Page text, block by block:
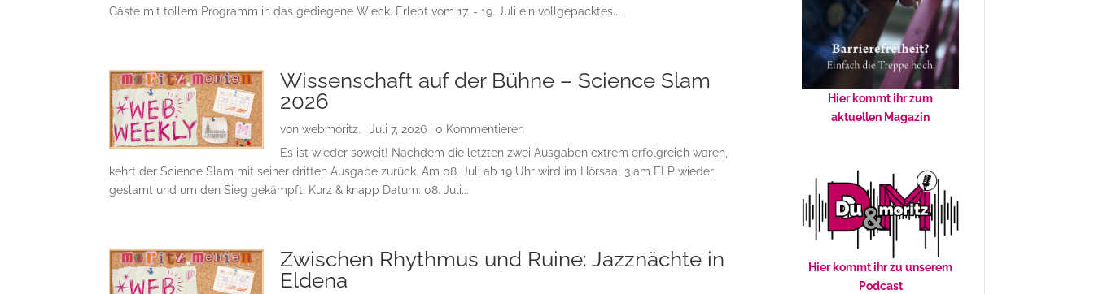
Gäste mit tollem Programm in das gediegene Wieck. Erlebt vom 17. - 19. Juli ein vollgepacktes...
Wissenschaft auf der Bühne – Science Slam
2026
vonwebmoritz. |Juli 7, 2026 | 0 Kommentieren
Es ist wieder soweit! Nachdem die letzten zwei Ausgaben extrem erfolgreich waren,
kehrt der Science Slam mit seiner dritten Ausgabe zurück. Am 08. Juli ab 19 Uhr wird im Hörsaal 3 am ELP wieder
geslamt und um den Sieg gekämpft. Kurz & knapp Datum: 08. Juli...
Zwischen Rhythmus und Ruine: Jazznächte in
Eldena
Hier kommt ihr zum
aktuellen Magazin
Hier kommt ihr zu unserem
Podcast